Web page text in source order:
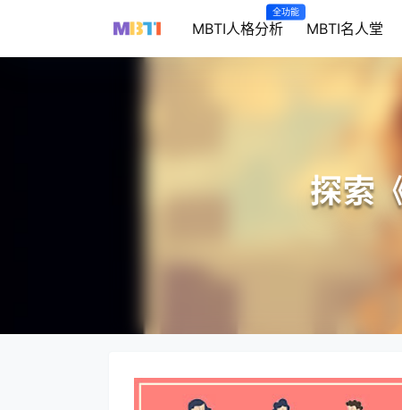
MBTI人格分析
全功能
MBTI名人堂
探索